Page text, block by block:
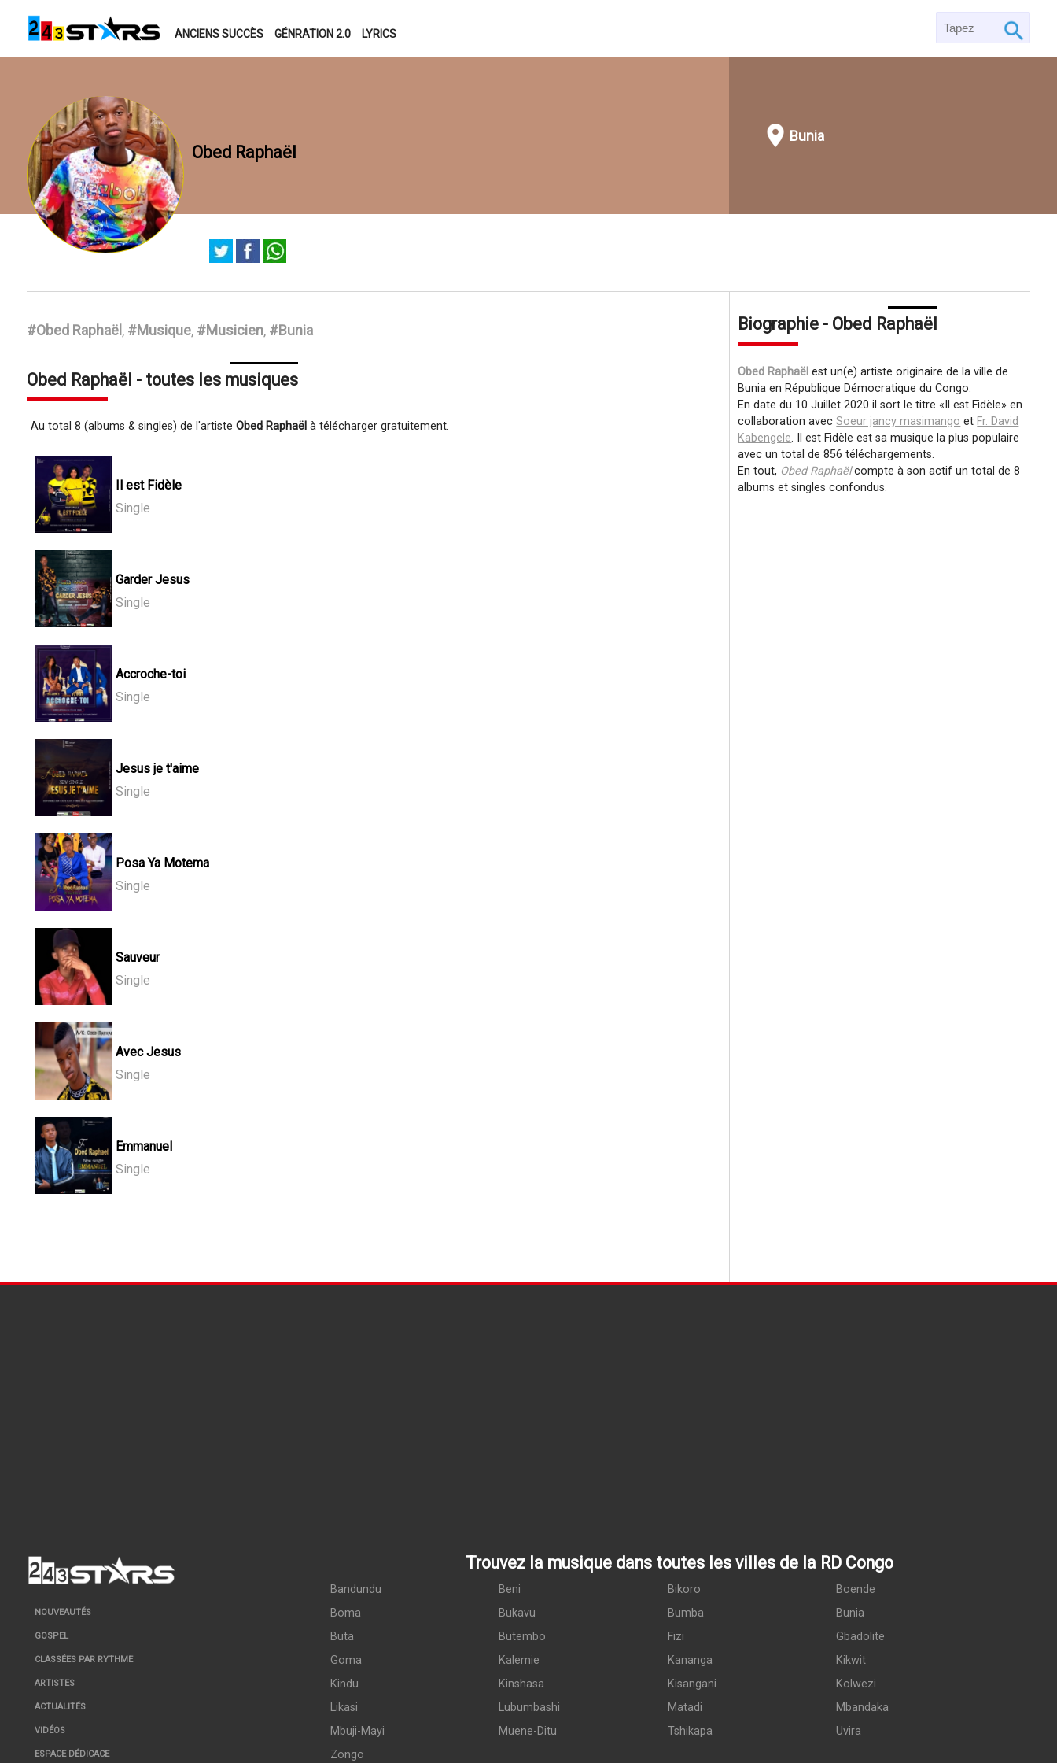
ANCIENS SUCCÈS GÉNRATION 2.0 LYRICS
Obed Raphaël
Bunia
#Obed Raphaël , #Musique, #Musicien, #Bunia
Obed Raphaël - toutes les musiques
Au total 8 (albums & singles) de l'artiste Obed Raphaël à télécharger gratuitement.
Il est Fidèle
Single
Garder Jesus
Single
Accroche-toi
Single
Jesus je t'aime
Single
Posa Ya Motema
Single
Sauveur
Single
Avec Jesus
Single
Emmanuel
Single
Biographie - Obed Raphaël
Obed Raphaël est un(e) artiste originaire de la ville de
Bunia en République Démocratique du Congo.
En date du 10 Juillet 2020 il sort le titre
Il est Fidèle
en
collaboration avecSoeur jancy masimango et Fr. David
Kabengele. Il est Fidèle est sa musique la plus populaire
avec un total de 856 téléchargements.
En tout, Obed Raphaëlcompte à son actif un total de 8
albums et singles confondus.
NOUVEAUTÉS
GOSPEL
CLASSÉES PAR RYTHME
ARTISTES
ACTUALITÉS
VIDÉOS
ESPACE DÉDICACE
Trouvez la musique dans toutes les villes de la RD Congo
Bandundu Beni Bikoro
Boende
Boma
Bukavu Bumba
Bunia
Buta
Butembo Fizi
Gbadolite
Goma
Kalemie Kananga
Kikwit
Kindu
Kinshasa Kisangani
Kolwezi
Likasi
Lubumbashi Matadi
Mbandaka
Mbuji-Mayi
Muene-Ditu Tshikapa
Uvira
Zongo